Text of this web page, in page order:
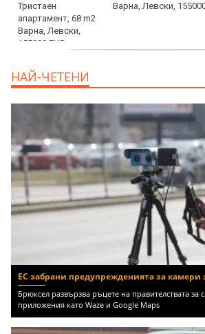
Варна, Левски,
НАЙ-ЧЕТЕНИ
ЕС забрани предупрежденията за камери
Брюксел развързва ръцете на правителствата
приложения като Waze и Google Maps